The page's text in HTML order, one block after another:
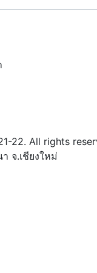
22. All rights
จ.เชียงใหม่